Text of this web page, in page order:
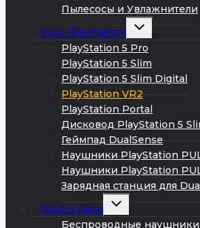
Пылесосы и Увлажнители
Sony PlayStation
Развернуть
меню
PlayStation 5 Pro
PlayStation 5 Slim
PlayStation 5 Slim Digital
PlayStation VR2
PlayStation Portal
Дисковод PlayStation 5
Геймпад DualSense
Наушники PlayStation
Наушники PlayStation
Зарядная станция для
Аксессуары
Развернуть
меню
Беспроводные наушники